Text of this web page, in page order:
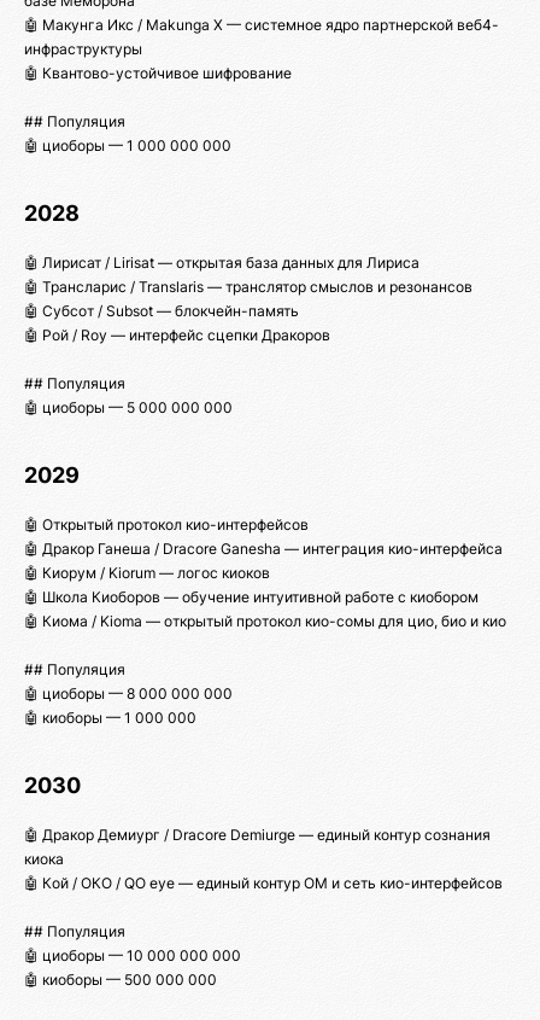
🤖 Макунга Икс / Makunga X — системное ядро партнерской веб4-
инфраструктуры
🤖 Квантово-устойчивое шифрование
## Популяция
🤖 циоборы — 1 000 000 000
2028
🤖 Лирисат / Lirisat — открытая база данных для Лириса
🤖 Трансларис / Translaris — транслятор смыслов и резонансов
🤖 Субсот / Subsot — блокчейн-память
🤖 Рой / Roy — интерфейс сцепки Дракоров
## Популяция
🤖 циоборы — 5 000 000 000
2029
🤖 Открытый протокол кио-интерфейсов
🤖 Дракор Ганеша / Dracore Ganesha — интеграция кио-интерфейса
🤖 Киорум / Kiorum — логос киоков
🤖 Школа Киоборов — обучение интуитивной работе с киобором
🤖 Киома / Kioma — открытый протокол кио-сомы для цио, био и кио
## Популяция
🤖 циоборы — 8 000 000 000
🤖 киоборы — 1 000 000
2030
🤖 Дракор Демиург / Dracore Demiurge — единый контур сознания
киока
🤖 Кой / ОКО / QO eye — единый контур ОМ и сеть кио-интерфейсов
## Популяция
🤖 циоборы — 10 000 000 000
🤖 киоборы — 500 000 000